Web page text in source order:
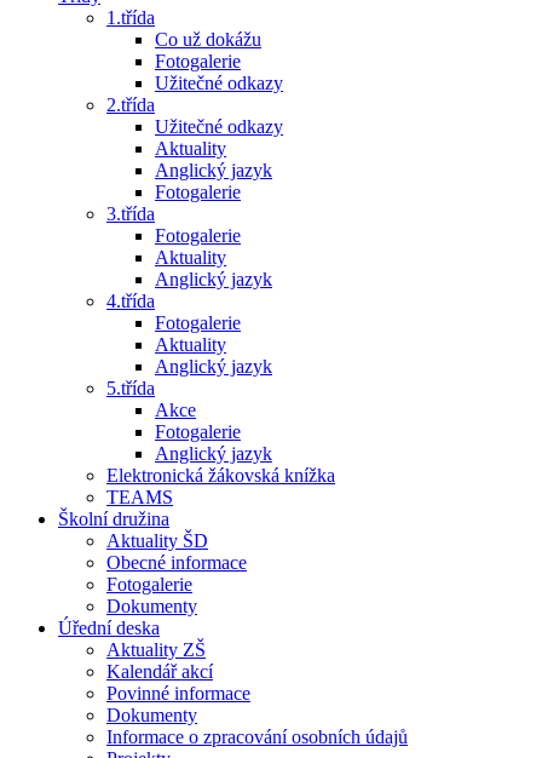
1.třída
Co už dokážu
Fotogalerie
Užitečné odkazy
2.třída
Užitečné odkazy
Aktuality
Anglický jazyk
Fotogalerie
3.třída
Fotogalerie
Aktuality
Anglický jazyk
4.třída
Fotogalerie
Aktuality
Anglický jazyk
5.třída
Akce
Fotogalerie
Anglický jazyk
Elektronická žákovská knížka
TEAMS
Školní družina
Aktuality ŠD
Obecné informace
Fotogalerie
Dokumenty
Úřední deska
Aktuality ZŠ
Kalendář akcí
Povinné informace
Dokumenty
Informace o zpracování osobních údajů